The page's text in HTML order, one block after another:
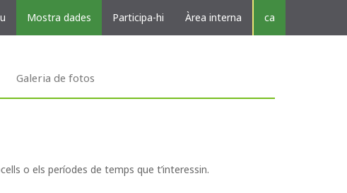
Mostra dades Participa-hi Àrea interna ca
Galeria de fotos
o els períodes de temps que t’interessin.